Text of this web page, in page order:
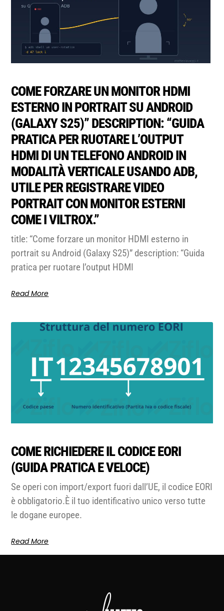
COME FORZARE UN MONITOR HDMI
ESTERNO IN PORTRAIT SU ANDROID
(GALAXY S25)” DESCRIPTION: “GUIDA
PRATICA PER RUOTARE L’OUTPUT
HDMI DI UN TELEFONO ANDROID IN
MODALITÀ VERTICALE USANDO ADB,
UTILE PER REGISTRARE VIDEO
PORTRAIT CON MONITOR ESTERNI
COME I VILTROX.”
title: “Come forzare un monitor HDMI esterno in
portrait su Android (Galaxy S25)” description: “Guida
pratica per ruotare l’output HDMI
Read More
COME RICHIEDERE IL CODICE EORI
(GUIDA PRATICA E VELOCE)
Se operi con import/export fuori dall’UE, il codice EORI
è obbligatorio.È il tuo identificativo unico verso tutte
le dogane europee.
Read More